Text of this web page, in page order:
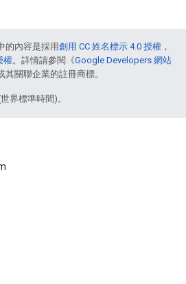
的內容是採用創用 CC 姓名標示 4.0 授權 ，
權。詳情請參閱《Google Developers 網站
其關聯企業的註冊商標。
界標準時間)。